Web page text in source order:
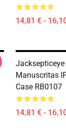
14,81 € -
Manuscritas
Case RB0107
14,81 € -